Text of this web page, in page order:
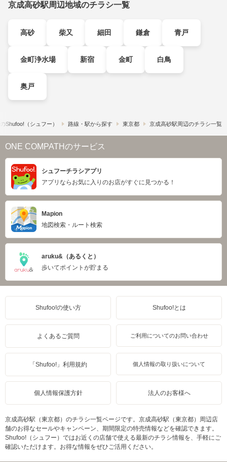
京成高砂駅周辺地域のチラシ一覧
高砂 柴又 細田 鎌倉 青戸
金町浄水場 新宿 金町 白鳥
奥戸
​Shufoo!​（シュフー） 路線・駅から探す 東京都 京成高砂駅周辺のチラシ一覧
ONE COMPATHのサービス
シュフーチラシアプリ
アプリならお気に入りのお店がすぐに見つかる！
Mapion
地図検索・ルート検索
aruku&（あるくと）
歩いてポイントが貯まる
Shufoo!の使い方 Shufoo!とは
よくあるご質問 ご利用についてのお問い合わせ
「Shufoo!」利用規約 個人情報の取り扱いについて
個人情報保護方針 法人のお客様へ
京成高砂駅（東京都）のチラシ一覧ページです。京成高砂駅（東京都）周辺店
舗のお得なセールやキャンペーン、期間限定の特売情報などを確認できます。
Shufoo!（シュフー）ではお近くの店舗で使える最新のチラシ情報を、手軽にご
確認いただけます。お得な情報をぜひご活用ください。